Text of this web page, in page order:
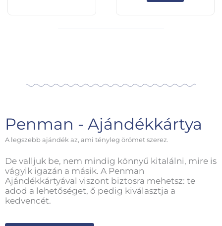
Penman - Ajándékkártya
A legszebb ajándék az, ami tényleg örömet szerez.
De valljuk be, nem mindig könnyű kitalálni, mire is
vágyik igazán a másik. A Penman
Ajándékkártyával viszont biztosra mehetsz: te
adod a lehetőséget, ő pedig kiválasztja a
kedvencét.